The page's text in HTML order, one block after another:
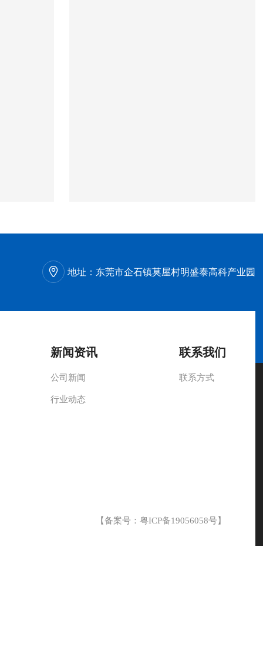
地址： 东莞市企石镇莫屋村明盛泰高科产业园
新闻资讯
公司新闻
行业动态
联系我们
联系方式
【备案号： 粤ICP备19056058号】